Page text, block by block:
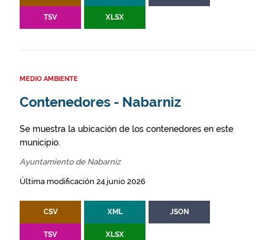
TSV XLSX
MEDIO AMBIENTE
Contenedores - Nabarniz
Se muestra la ubicación de los contenedores en este
municipio.
Ayuntamiento de Nabarniz
Última modificación 24 junio 2026
CSV XML JSON
TSV XLSX